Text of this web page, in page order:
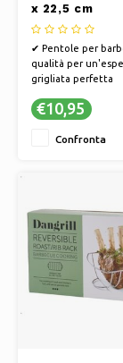
x 22,5 cm
✔ Pentole per
qualità per
grigliata perfetta
resistente per un
maestro della griglia
€10,95
Confronta